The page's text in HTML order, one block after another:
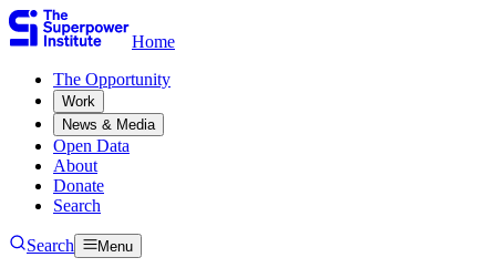
Home
The Opportunity​​​​‌ ‍ ​‍​‍‌‍ ‌ ​‍‌‍‍‌‌‍‌ ‌‍‍‌‌‍ ‍​‍​‍​ ‍‍​‍​‍‌ ​ ‌‍​‌‌‍ ‍‌‍‍‌‌ ‌​‌ ‍‌​‍ ‍‌‍‍‌‌‍ ​‍​‍​‍ ​​‍​‍‌‍‍​‌ ​‍‌‍‌‌‌‍‌‍​‍​‍​ ‍‍​‍​‍‌‍‍​‌ ‌​‌ ‌​‌ ​​​ ‍‍​‍ ​‍ ‌‍ ​‌‍ ‌‍​ ‌‍​‌‌‍ ​‌‍‍​‌‍ ‌ ​ ‌ ‌​​ ‍‍​ ​ ​ ​ ​ ​ ​ ​ ​‍ ‌‍‍‌‌‍ ‍‌ ‌​‌‍‌‌‌‍ ‍‌ ‌​​‍ ‌‍‌‌‌‍‌​‌‍‍‌‌ ‌​​‍ ‌‍ ‌‌‍ ‌‍‌​‌‍‌‌​ ‌‌ ​​‌ ​‍‌‍‌‌‌ ​ ‌‍‌‌‌‍ ‍‌ ‌​‌‍​‌‌ ‌​‌‍‍‌‌‍ ‌‍ ‍​ ‍ ‌‍‍‌‌‍‌​​ ‌​ ​‍​ ‌‍​ ‌‌​ ‌‍​ ​​‌‍‌‌​ ‍​​ ​​​‍ ‌​ ‌ ​ ‌​​ ‌‍​ ‌‌​‍ ‌​ ‌​​ ‍​​ ​ ​ ‍‌​‍ ‌​ ‍​​ ‌‍​ ​‍​ ‍‌​‍ ‌​ ‌‌​ ‌‌​ ‌ ​ ​‍‌‍‌‍​ ‍​​ ​‍​ ‍‌​ ‌‌​ ‍​​ ​​‌‍‌‌​ ‍ ‌ ‌​‌ ‍‌‌ ​​‌‍‌‌​ ‌‌ ​ ‌‍‌‌‌ ‌​‌ ‌​‌‍‍‌‌‍ ‍‌‍‌ ‌ ​ ​ ‍ ‌ ​​‌‍​‌‌ ‌​‌‍‍​​ ‌‌ ​ ‌‍‍‌‌ ‌​‌‍‌‌‌​ ‍‌‍​‌‌ ‌‍‌​‍‌‌ ‌​‌‍‌‌‌‍ ‌‌ ​ ​‍‌‌​ ‌‌‌​​‍‌‌ ‌‍‍ ‌‍‌‌‌ ‍‌​‍‌‌​ ​ ‌​‌​​‍‌‌​ ​ ‌​‌​​‍‌‌​ ​‍​ ​‍‌‍‌‌‌‍​‍‌‍‌‌‌‍​ ‌‍​‍‌‍​‌​ ​​​ ​​​ ​​​ ‌​​ ​​‌‍​ ​‍‌‌​ ​‍​ ​‍​‍‌‌​ ‌‌‌​‌​​‍ ‍‌‍ ​‌‍​‌‌‍​‍‌‍‌‌‌‍ ​​ ‌‍​‍‌‍​‌‌ ​ ‌‍‌‌‌‌‌‌‌ ​‍‌‍ ​​ ‌‌‍‍​‌ ‌​‌ ‌​‌ ​​​‍‌‌​ ​ ‌​​‌​‍‌‌​ ​‍‌​‌‍​‍‌‌​ ​‍‌​‌‍‌‍ ​‌‍ ‌‍​ ‌‍​‌‌‍ ​‌‍‍​‌‍ ‌ ​ ‌ ‌​​‍‌‌​ ​ ‌​​‌​ ​ ​ ​ ​ ​ ​ ​ ​‍‌‍‌‍‍‌‌‍‌​​ ‌​ ​‍​ ‌‍​ ‌‌​ ‌‍​ ​​‌‍‌‌​ ‍​​ ​​​‍ ‌​ ‌ ​ ‌​​ ‌‍​ ‌‌​‍ ‌​ ‌​​ ‍​​ ​ ​ ‍‌​‍ ‌​ ‍​​ ‌‍​ ​‍​ ‍‌​‍ ‌​ ‌‌​ ‌‌​ ‌ ​ ​‍‌‍‌‍​ ‍​​ ​‍​ ‍‌​ ‌‌​ ‍​​ ​​‌‍‌‌​‍‌‍‌ ‌​‌ ‍‌‌ ​​‌‍‌‌​ ‌‌ ​ ‌‍‌‌‌ ‌​‌ ‌​‌‍‍‌‌‍ ‍‌‍‌ ‌ ​ ​‍‌‍‌ ​​‌‍​‌‌ ‌​‌‍‍​​ ‌‌ ​ ‌‍‍‌‌ ‌​‌‍‌‌‌​ ‍‌‍​‌‌ ‌‍‌​‍‌‌ ‌​‌‍‌‌‌‍ ‌‌ ​ ​‍‌‌​ ‌‌‌​​‍‌‌ ‌‍‍ ‌‍‌‌‌ ‍‌​‍‌‌​ ​ ‌​‌​​‍‌‌​ ​ ‌​‌​​‍‌‌​ ​‍​ ​‍‌‍‌‌‌‍​‍‌‍‌‌‌‍​ ‌‍​‍‌‍​‌​ ​​​ ​​​ ​​​ ‌​​ ​​‌‍​ ​‍‌‌​ ​‍​ ​‍​‍‌‌​ ‌‌‌​‌​​‍ ‍‌‍ ​‌‍​‌‌‍​‍‌‍‌‌‌‍ ​​‍‌‍‌ ​​‌‍‌‌‌ ​‍‌ ​ ‌ ​​‌‍‌‌‌‍​ ‌ ‌​‌‍‍‌‌ ‌‍‌‍‌‌​ ‌‌ ​​‌ ‌‌‌‍​‍‌‍ ​‌‍‍‌‌ ​ ‌‍‍​‌‍‌‌‌‍‌​​‍​‍‌ ‌
Work​​​​‌ ‍ ​‍​‍‌‍ ‌ ​‍‌‍‍‌‌‍‌ ‌‍‍‌‌‍ ‍​‍​‍​ ‍‍​‍​‍‌ ​ ‌‍​‌‌‍ ‍‌‍‍‌‌ ‌​‌ ‍‌​‍ ‍‌‍‍‌‌‍ ​‍​‍​‍ ​​‍​‍‌‍‍​‌ ​‍‌‍‌‌‌‍‌‍​‍​‍​ ‍‍​‍​‍‌‍‍​‌ ‌​‌ ‌​‌ ​​​ ‍‍​‍ ​‍ ‌‍ ​‌‍ ‌‍​ ‌‍​‌‌‍ ​‌‍‍​‌‍ ‌ ​ ‌ ‌​​ ‍‍​ ​ ​ ​ ​ ​ ​ ​ ​‍ ‌‍‍‌‌‍ ‍‌ ‌​‌‍‌‌‌‍ ‍‌ ‌​​‍ ‌‍‌‌‌‍‌​‌‍‍‌‌ ‌​​‍ ‌‍ ‌‌‍ ‌‍‌​‌‍‌‌​ ‌‌ ​​‌ ​‍‌‍‌‌‌ ​ ‌‍‌‌‌‍ ‍‌ ‌​‌‍​‌‌ ‌​‌‍‍‌‌‍ ‌‍ ‍​ ‍ ‌‍‍‌‌‍‌​​ ‌​ ​‍​ ‌‍​ ‌‌​ ‌‍​ ​​‌‍‌‌​ ‍​​ ​​​‍ ‌​ ‌ ​ ‌​​ ‌‍​ ‌‌​‍ ‌​ ‌​​ ‍​​ ​ ​ ‍‌​‍ ‌​ ‍​​ ‌‍​ ​‍​ ‍‌​‍ ‌​ ‌‌​ ‌‌​ ‌ ​ ​‍‌‍‌‍​ ‍​​ ​‍​ ‍‌​ ‌‌​ ‍​​ ​​‌‍‌‌​ ‍ ‌ ‌​‌ ‍‌‌ ​​‌‍‌‌​ ‌‌ ​ ‌‍‌‌‌ ‌​‌ ‌​‌‍‍‌‌‍ ‍‌‍‌ ‌ ​ ​ ‍ ‌ ​​‌‍​‌‌ ‌​‌‍‍​​ ‌‌ ​ ‌‍‍‌‌ ‌​‌‍‌‌‌​ ‍‌‍​‌‌ ‌‍‌​‍‌‌ ‌​‌‍‌‌‌‍ ‌‌ ​ ​‍‌‌​ ‌‌‌​​‍‌‌ ‌‍‍ ‌‍‌‌‌ ‍‌​‍‌‌​ ​ ‌​‌​​‍‌‌​ ​ ‌​‌​​‍‌‌​ ​‍​ ​‍​ ‌‌​ ​​‌‍‌‍‌‍​‌‌‍‌​​ ‌‌​ ‌ ‌‍‌‍​ ‌ ‌‍​‌‌‍‌‌​ ​‍​ ‌ ​ ‌​‌‍‌‌​ ‍‌‌‍​ ​ ​​‌‍‌​​ ‍‌​ ​ ​ ‌‌​ ‌‌​ ​‍​ ‌ ​ ‌ ​ ‌‌‌‍‌​‌‍​‌​ ‍‌​ ​​​ ‌ ​‍‌‌​ ​‍​ ​‍​‍‌‌​ ‌‌‌​‌​​‍ ‍‌‍ ​‌‍​‌‌‍​‍‌‍‌‌‌‍ ​​ ‌‍​‍‌‍​‌‌ ​ ‌‍‌‌‌‌‌‌‌ ​‍‌‍ ​​ ‌‌‍‍​‌ ‌​‌ ‌​‌ ​​​‍‌‌​ ​ ‌​​‌​‍‌‌​ ​‍‌​‌‍​‍‌‌​ ​‍‌​‌‍‌‍ ​‌‍ ‌‍​ ‌‍​‌‌‍ ​‌‍‍​‌‍ ‌ ​ ‌ ‌​​‍‌‌​ ​ ‌​​‌​ ​ ​ ​ ​ ​ ​ ​ ​‍‌‍‌‍‍‌‌‍‌​​ ‌​ ​‍​ ‌‍​ ‌‌​ ‌‍​ ​​‌‍‌‌​ ‍​​ ​​​‍ ‌​ ‌ ​ ‌​​ ‌‍​ ‌‌​‍ ‌​ ‌​​ ‍​​ ​ ​ ‍‌​‍ ‌​ ‍​​ ‌‍​ ​‍​ ‍‌​‍ ‌​ ‌‌​ ‌‌​ ‌ ​ ​‍‌‍‌‍​ ‍​​ ​‍​ ‍‌​ ‌‌​ ‍​​ ​​‌‍‌‌​‍‌‍‌ ‌​‌ ‍‌‌ ​​‌‍‌‌​ ‌‌ ​ ‌‍‌‌‌ ‌​‌ ‌​‌‍‍‌‌‍ ‍‌‍‌ ‌ ​ ​‍‌‍‌ ​​‌‍​‌‌ ‌​‌‍‍​​ ‌‌ ​ ‌‍‍‌‌ ‌​‌‍‌‌‌​ ‍‌‍​‌‌ ‌‍‌​‍‌‌ ‌​‌‍‌‌‌‍ ‌‌ ​ ​‍‌‌​ ‌‌‌​​‍‌‌ ‌‍‍ ‌‍‌‌‌ ‍‌​‍‌‌​ ​ ‌​‌​​‍‌‌​ ​ ‌​‌​​‍‌‌​ ​‍​ ​‍​ ‌‌​ ​​‌‍‌‍‌‍​‌‌‍‌​​ ‌‌​ ‌ ‌‍‌‍​ ‌ ‌‍​‌‌‍‌‌​ ​‍​ ‌ ​ ‌​‌‍‌‌​ ‍‌‌‍​ ​ ​​‌‍‌​​ ‍‌​ ​ ​ ‌‌​ ‌‌​ ​‍​ ‌ ​ ‌ ​ ‌‌‌‍‌​‌‍​‌​ ‍‌​ ​​​ ‌ ​‍‌‌​ ​‍​ ​‍​‍‌‌​ ‌‌‌​‌​​‍ ‍‌‍ ​‌‍​‌‌‍​‍‌‍‌‌‌‍ ​​‍‌‍‌ ​​‌‍‌‌‌ ​‍‌ ​ ‌ ​​‌‍‌‌‌‍​ ‌ ‌​‌‍‍‌‌ ‌‍‌‍‌‌​ ‌‌ ​​‌ ‌‌‌‍​‍‌‍ ​‌‍‍‌‌ ​ ‌‍‍​‌‍‌‌‌‍‌​​‍​‍‌ ‌
News & Media​​​​‌ ‍ ​‍​‍‌‍ ‌ ​‍‌‍‍‌‌‍‌ ‌‍‍‌‌‍ ‍​‍​‍​ ‍‍​‍​‍‌ ​ ‌‍​‌‌‍ ‍‌‍‍‌‌ ‌​‌ ‍‌​‍ ‍‌‍‍‌‌‍ ​‍​‍​‍ ​​‍​‍‌‍‍​‌ ​‍‌‍‌‌‌‍‌‍​‍​‍​ ‍‍​‍​‍‌‍‍​‌ ‌​‌ ‌​‌ ​​​ ‍‍​‍ ​‍ ‌‍ ​‌‍ ‌‍​ ‌‍​‌‌‍ ​‌‍‍​‌‍ ‌ ​ ‌ ‌​​ ‍‍​ ​ ​ ​ ​ ​ ​ ​ ​‍ ‌‍‍‌‌‍ ‍‌ ‌​‌‍‌‌‌‍ ‍‌ ‌​​‍ ‌‍‌‌‌‍‌​‌‍‍‌‌ ‌​​‍ ‌‍ ‌‌‍ ‌‍‌​‌‍‌‌​ ‌‌ ​​‌ ​‍‌‍‌‌‌ ​ ‌‍‌‌‌‍ ‍‌ ‌​‌‍​‌‌ ‌​‌‍‍‌‌‍ ‌‍ ‍​ ‍ ‌‍‍‌‌‍‌​​ ‌​ ​‍​ ‌‍​ ‌‌​ ‌‍​ ​​‌‍‌‌​ ‍​​ ​​​‍ ‌​ ‌ ​ ‌​​ ‌‍​ ‌‌​‍ ‌​ ‌​​ ‍​​ ​ ​ ‍‌​‍ ‌​ ‍​​ ‌‍​ ​‍​ ‍‌​‍ ‌​ ‌‌​ ‌‌​ ‌ ​ ​‍‌‍‌‍​ ‍​​ ​‍​ ‍‌​ ‌‌​ ‍​​ ​​‌‍‌‌​ ‍ ‌ ‌​‌ ‍‌‌ ​​‌‍‌‌​ ‌‌ ​ ‌‍‌‌‌ ‌​‌ ‌​‌‍‍‌‌‍ ‍‌‍‌ ‌ ​ ​ ‍ ‌ ​​‌‍​‌‌ ‌​‌‍‍​​ ‌‌ ​ ‌‍‍‌‌ ‌​‌‍‌‌‌​ ‍‌‍​‌‌ ‌‍‌​‍‌‌ ‌​‌‍‌‌‌‍ ‌‌ ​ ​‍‌‌​ ‌‌‌​​‍‌‌ ‌‍‍ ‌‍‌‌‌ ‍‌​‍‌‌​ ​ ‌​‌​​‍‌‌​ ​ ‌​‌​​‍‌‌​ ​‍​ ​‍​ ​​​ ​ ​ ‌‌​ ‍‌​ ‌‍‌‍‌‌‌‍‌​‌‍‌‌​ ‍​​ ​​​ ‌ ​ ‌‌​‍‌‌​ ​‍​ ​‍​‍‌‌​ ‌‌‌​‌​​‍ ‍‌‍ ​‌‍​‌‌‍​‍‌‍‌‌‌‍ ​​ ‌‍​‍‌‍​‌‌ ​ ‌‍‌‌‌‌‌‌‌ ​‍‌‍ ​​ ‌‌‍‍​‌ ‌​‌ ‌​‌ ​​​‍‌‌​ ​ ‌​​‌​‍‌‌​ ​‍‌​‌‍​‍‌‌​ ​‍‌​‌‍‌‍ ​‌‍ ‌‍​ ‌‍​‌‌‍ ​‌‍‍​‌‍ ‌ ​ ‌ ‌​​‍‌‌​ ​ ‌​​‌​ ​ ​ ​ ​ ​ ​ ​ ​‍‌‍‌‍‍‌‌‍‌​​ ‌​ ​‍​ ‌‍​ ‌‌​ ‌‍​ ​​‌‍‌‌​ ‍​​ ​​​‍ ‌​ ‌ ​ ‌​​ ‌‍​ ‌‌​‍ ‌​ ‌​​ ‍​​ ​ ​ ‍‌​‍ ‌​ ‍​​ ‌‍​ ​‍​ ‍‌​‍ ‌​ ‌‌​ ‌‌​ ‌ ​ ​‍‌‍‌‍​ ‍​​ ​‍​ ‍‌​ ‌‌​ ‍​​ ​​‌‍‌‌​‍‌‍‌ ‌​‌ ‍‌‌ ​​‌‍‌‌​ ‌‌ ​ ‌‍‌‌‌ ‌​‌ ‌​‌‍‍‌‌‍ ‍‌‍‌ ‌ ​ ​‍‌‍‌ ​​‌‍​‌‌ ‌​‌‍‍​​ ‌‌ ​ ‌‍‍‌‌ ‌​‌‍‌‌‌​ ‍‌‍​‌‌ ‌‍‌​‍‌‌ ‌​‌‍‌‌‌‍ ‌‌ ​ ​‍‌‌​ ‌‌‌​​‍‌‌ ‌‍‍ ‌‍‌‌‌ ‍‌​‍‌‌​ ​ ‌​‌​​‍‌‌​ ​ ‌​‌​​‍‌‌​ ​‍​ ​‍​ ​​​ ​ ​ ‌‌​ ‍‌​ ‌‍‌‍‌‌‌‍‌​‌‍‌‌​ ‍​​ ​​​ ‌ ​ ‌‌​‍‌‌​ ​‍​ ​‍​‍‌‌​ ‌‌‌​‌​​‍ ‍‌‍ ​‌‍​‌‌‍​‍‌‍‌‌‌‍ ​​‍‌‍‌ ​​‌‍‌‌‌ ​‍‌ ​ ‌ ​​‌‍‌‌‌‍​ ‌ ‌​‌‍‍‌‌ ‌‍‌‍‌‌​ ‌‌ ​​‌ ‌‌‌‍​‍‌‍ ​‌‍‍‌‌ ​ ‌‍‍​‌‍‌‌‌‍‌​​‍​‍‌ ‌
Open Data​​​​‌ ‍ ​‍​‍‌‍ ‌ ​‍‌‍‍‌‌‍‌ ‌‍‍‌‌‍ ‍​‍​‍​ ‍‍​‍​‍‌ ​ ‌‍​‌‌‍ ‍‌‍‍‌‌ ‌​‌ ‍‌​‍ ‍‌‍‍‌‌‍ ​‍​‍​‍ ​​‍​‍‌‍‍​‌ ​‍‌‍‌‌‌‍‌‍​‍​‍​ ‍‍​‍​‍‌‍‍​‌ ‌​‌ ‌​‌ ​​​ ‍‍​‍ ​‍ ‌‍ ​‌‍ ‌‍​ ‌‍​‌‌‍ ​‌‍‍​‌‍ ‌ ​ ‌ ‌​​ ‍‍​ ​ ​ ​ ​ ​ ​ ​ ​‍ ‌‍‍‌‌‍ ‍‌ ‌​‌‍‌‌‌‍ ‍‌ ‌​​‍ ‌‍‌‌‌‍‌​‌‍‍‌‌ ‌​​‍ ‌‍ ‌‌‍ ‌‍‌​‌‍‌‌​ ‌‌ ​​‌ ​‍‌‍‌‌‌ ​ ‌‍‌‌‌‍ ‍‌ ‌​‌‍​‌‌ ‌​‌‍‍‌‌‍ ‌‍ ‍​ ‍ ‌‍‍‌‌‍‌​​ ‌​ ​‍​ ‌‍​ ‌‌​ ‌‍​ ​​‌‍‌‌​ ‍​​ ​​​‍ ‌​ ‌ ​ ‌​​ ‌‍​ ‌‌​‍ ‌​ ‌​​ ‍​​ ​ ​ ‍‌​‍ ‌​ ‍​​ ‌‍​ ​‍​ ‍‌​‍ ‌​ ‌‌​ ‌‌​ ‌ ​ ​‍‌‍‌‍​ ‍​​ ​‍​ ‍‌​ ‌‌​ ‍​​ ​​‌‍‌‌​ ‍ ‌ ‌​‌ ‍‌‌ ​​‌‍‌‌​ ‌‌ ​ ‌‍‌‌‌ ‌​‌ ‌​‌‍‍‌‌‍ ‍‌‍‌ ‌ ​ ​ ‍ ‌ ​​‌‍​‌‌ ‌​‌‍‍​​ ‌‌ ​ ‌‍‍‌‌ ‌​‌‍‌‌‌​ ‍‌‍​‌‌ ‌‍‌​‍‌‌ ‌​‌‍‌‌‌‍ ‌‌ ​ ​‍‌‌​ ‌‌‌​​‍‌‌ ‌‍‍ ‌‍‌‌‌ ‍‌​‍‌‌​ ​ ‌​‌​​‍‌‌​ ​ ‌​‌​​‍‌‌​ ​‍​ ​‍​ ‍​‌‍‌‍‌‍‌​​ ​ ​ ‍​‌‍​‍‌‍‌‌‌‍​ ​ ​‍‌‍​‍​ ‍‌​ ​ ​‍‌‌​ ​‍​ ​‍​‍‌‌​ ‌‌‌​‌​​‍ ‍‌‍ ​‌‍​‌‌‍​‍‌‍‌‌‌‍ ​​ ‌‍​‍‌‍​‌‌ ​ ‌‍‌‌‌‌‌‌‌ ​‍‌‍ ​​ ‌‌‍‍​‌ ‌​‌ ‌​‌ ​​​‍‌‌​ ​ ‌​​‌​‍‌‌​ ​‍‌​‌‍​‍‌‌​ ​‍‌​‌‍‌‍ ​‌‍ ‌‍​ ‌‍​‌‌‍ ​‌‍‍​‌‍ ‌ ​ ‌ ‌​​‍‌‌​ ​ ‌​​‌​ ​ ​ ​ ​ ​ ​ ​ ​‍‌‍‌‍‍‌‌‍‌​​ ‌​ ​‍​ ‌‍​ ‌‌​ ‌‍​ ​​‌‍‌‌​ ‍​​ ​​​‍ ‌​ ‌ ​ ‌​​ ‌‍​ ‌‌​‍ ‌​ ‌​​ ‍​​ ​ ​ ‍‌​‍ ‌​ ‍​​ ‌‍​ ​‍​ ‍‌​‍ ‌​ ‌‌​ ‌‌​ ‌ ​ ​‍‌‍‌‍​ ‍​​ ​‍​ ‍‌​ ‌‌​ ‍​​ ​​‌‍‌‌​‍‌‍‌ ‌​‌ ‍‌‌ ​​‌‍‌‌​ ‌‌ ​ ‌‍‌‌‌ ‌​‌ ‌​‌‍‍‌‌‍ ‍‌‍‌ ‌ ​ ​‍‌‍‌ ​​‌‍​‌‌ ‌​‌‍‍​​ ‌‌ ​ ‌‍‍‌‌ ‌​‌‍‌‌‌​ ‍‌‍​‌‌ ‌‍‌​‍‌‌ ‌​‌‍‌‌‌‍ ‌‌ ​ ​‍‌‌​ ‌‌‌​​‍‌‌ ‌‍‍ ‌‍‌‌‌ ‍‌​‍‌‌​ ​ ‌​‌​​‍‌‌​ ​ ‌​‌​​‍‌‌​ ​‍​ ​‍​ ‍​‌‍‌‍‌‍‌​​ ​ ​ ‍​‌‍​‍‌‍‌‌‌‍​ ​ ​‍‌‍​‍​ ‍‌​ ​ ​‍‌‌​ ​‍​ ​‍​‍‌‌​ ‌‌‌​‌​​‍ ‍‌‍ ​‌‍​‌‌‍​‍‌‍‌‌‌‍ ​​‍‌‍‌ ​​‌‍‌‌‌ ​‍‌ ​ ‌ ​​‌‍‌‌‌‍​ ‌ ‌​‌‍‍‌‌ ‌‍‌‍‌‌​ ‌‌ ​​‌ ‌‌‌‍​‍‌‍ ​‌‍‍‌‌ ​ ‌‍‍​‌‍‌‌‌‍‌​​‍​‍‌ ‌
About​​​​‌ ‍ ​‍​‍‌‍ ‌ ​‍‌‍‍‌‌‍‌ ‌‍‍‌‌‍ ‍​‍​‍​ ‍‍​‍​‍‌ ​ ‌‍​‌‌‍ ‍‌‍‍‌‌ ‌​‌ ‍‌​‍ ‍‌‍‍‌‌‍ ​‍​‍​‍ ​​‍​‍‌‍‍​‌ ​‍‌‍‌‌‌‍‌‍​‍​‍​ ‍‍​‍​‍‌‍‍​‌ ‌​‌ ‌​‌ ​​​ ‍‍​‍ ​‍ ‌‍ ​‌‍ ‌‍​ ‌‍​‌‌‍ ​‌‍‍​‌‍ ‌ ​ ‌ ‌​​ ‍‍​ ​ ​ ​ ​ ​ ​ ​ ​‍ ‌‍‍‌‌‍ ‍‌ ‌​‌‍‌‌‌‍ ‍‌ ‌​​‍ ‌‍‌‌‌‍‌​‌‍‍‌‌ ‌​​‍ ‌‍ ‌‌‍ ‌‍‌​‌‍‌‌​ ‌‌ ​​‌ ​‍‌‍‌‌‌ ​ ‌‍‌‌‌‍ ‍‌ ‌​‌‍​‌‌ ‌​‌‍‍‌‌‍ ‌‍ ‍​ ‍ ‌‍‍‌‌‍‌​​ ‌​ ​‍​ ‌‍​ ‌‌​ ‌‍​ ​​‌‍‌‌​ ‍​​ ​​​‍ ‌​ ‌ ​ ‌​​ ‌‍​ ‌‌​‍ ‌​ ‌​​ ‍​​ ​ ​ ‍‌​‍ ‌​ ‍​​ ‌‍​ ​‍​ ‍‌​‍ ‌​ ‌‌​ ‌‌​ ‌ ​ ​‍‌‍‌‍​ ‍​​ ​‍​ ‍‌​ ‌‌​ ‍​​ ​​‌‍‌‌​ ‍ ‌ ‌​‌ ‍‌‌ ​​‌‍‌‌​ ‌‌ ​ ‌‍‌‌‌ ‌​‌ ‌​‌‍‍‌‌‍ ‍‌‍‌ ‌ ​ ​ ‍ ‌ ​​‌‍​‌‌ ‌​‌‍‍​​ ‌‌ ​ ‌‍‍‌‌ ‌​‌‍‌‌‌​ ‍‌‍​‌‌ ‌‍‌​‍‌‌ ‌​‌‍‌‌‌‍ ‌‌ ​ ​‍‌‌​ ‌‌‌​​‍‌‌ ‌‍‍ ‌‍‌‌‌ ‍‌​‍‌‌​ ​ ‌​‌​​‍‌‌​ ​ ‌​‌​​‍‌‌​ ​‍​ ​‍​ ‌‍​ ​ ‌‍‌‌‌‍​‌‌‍​‍‌‍‌​‌‍‌‌​ ​​​ ‌‍​ ‌ ​ ‌ ​ ‌‌​‍‌‌​ ​‍​ ​‍​‍‌‌​ ‌‌‌​‌​​‍ ‍‌‍ ​‌‍​‌‌‍​‍‌‍‌‌‌‍ ​​ ‌‍​‍‌‍​‌‌ ​ ‌‍‌‌‌‌‌‌‌ ​‍‌‍ ​​ ‌‌‍‍​‌ ‌​‌ ‌​‌ ​​​‍‌‌​ ​ ‌​​‌​‍‌‌​ ​‍‌​‌‍​‍‌‌​ ​‍‌​‌‍‌‍ ​‌‍ ‌‍​ ‌‍​‌‌‍ ​‌‍‍​‌‍ ‌ ​ ‌ ‌​​‍‌‌​ ​ ‌​​‌​ ​ ​ ​ ​ ​ ​ ​ ​‍‌‍‌‍‍‌‌‍‌​​ ‌​ ​‍​ ‌‍​ ‌‌​ ‌‍​ ​​‌‍‌‌​ ‍​​ ​​​‍ ‌​ ‌ ​ ‌​​ ‌‍​ ‌‌​‍ ‌​ ‌​​ ‍​​ ​ ​ ‍‌​‍ ‌​ ‍​​ ‌‍​ ​‍​ ‍‌​‍ ‌​ ‌‌​ ‌‌​ ‌ ​ ​‍‌‍‌‍​ ‍​​ ​‍​ ‍‌​ ‌‌​ ‍​​ ​​‌‍‌‌​‍‌‍‌ ‌​‌ ‍‌‌ ​​‌‍‌‌​ ‌‌ ​ ‌‍‌‌‌ ‌​‌ ‌​‌‍‍‌‌‍ ‍‌‍‌ ‌ ​ ​‍‌‍‌ ​​‌‍​‌‌ ‌​‌‍‍​​ ‌‌ ​ ‌‍‍‌‌ ‌​‌‍‌‌‌​ ‍‌‍​‌‌ ‌‍‌​‍‌‌ ‌​‌‍‌‌‌‍ ‌‌ ​ ​‍‌‌​ ‌‌‌​​‍‌‌ ‌‍‍ ‌‍‌‌‌ ‍‌​‍‌‌​ ​ ‌​‌​​‍‌‌​ ​ ‌​‌​​‍‌‌​ ​‍​ ​‍​ ‌‍​ ​ ‌‍‌‌‌‍​‌‌‍​‍‌‍‌​‌‍‌‌​ ​​​ ‌‍​ ‌ ​ ‌ ​ ‌‌​‍‌‌​ ​‍​ ​‍​‍‌‌​ ‌‌‌​‌​​‍ ‍‌‍ ​‌‍​‌‌‍​‍‌‍‌‌‌‍ ​​‍‌‍‌ ​​‌‍‌‌‌ ​‍‌ ​ ‌ ​​‌‍‌‌‌‍​ ‌ ‌​‌‍‍‌‌ ‌‍‌‍‌‌​ ‌‌ ​​‌ ‌‌‌‍​‍‌‍ ​‌‍‍‌‌ ​ ‌‍‍​‌‍‌‌‌‍‌​​‍​‍‌ ‌
Donate​​​​‌ ‍ ​‍​‍‌‍ ‌ ​‍‌‍‍‌‌‍‌ ‌‍‍‌‌‍ ‍​‍​‍​ ‍‍​‍​‍‌ ​ ‌‍​‌‌‍ ‍‌‍‍‌‌ ‌​‌ ‍‌​‍ ‍‌‍‍‌‌‍ ​‍​‍​‍ ​​‍​‍‌‍‍​‌ ​‍‌‍‌‌‌‍‌‍​‍​‍​ ‍‍​‍​‍‌‍‍​‌ ‌​‌ ‌​‌ ​​​ ‍‍​‍ ​‍ ‌‍ ​‌‍ ‌‍​ ‌‍​‌‌‍ ​‌‍‍​‌‍ ‌ ​ ‌ ‌​​ ‍‍​ ​ ​ ​ ​ ​ ​ ​ ​‍ ‌‍‍‌‌‍ ‍‌ ‌​‌‍‌‌‌‍ ‍‌ ‌​​‍ ‌‍‌‌‌‍‌​‌‍‍‌‌ ‌​​‍ ‌‍ ‌‌‍ ‌‍‌​‌‍‌‌​ ‌‌ ​​‌ ​‍‌‍‌‌‌ ​ ‌‍‌‌‌‍ ‍‌ ‌​‌‍​‌‌ ‌​‌‍‍‌‌‍ ‌‍ ‍​ ‍ ‌‍‍‌‌‍‌​​ ‌​ ​‍​ ‌‍​ ‌‌​ ‌‍​ ​​‌‍‌‌​ ‍​​ ​​​‍ ‌​ ‌ ​ ‌​​ ‌‍​ ‌‌​‍ ‌​ ‌​​ ‍​​ ​ ​ ‍‌​‍ ‌​ ‍​​ ‌‍​ ​‍​ ‍‌​‍ ‌​ ‌‌​ ‌‌​ ‌ ​ ​‍‌‍‌‍​ ‍​​ ​‍​ ‍‌​ ‌‌​ ‍​​ ​​‌‍‌‌​ ‍ ‌ ‌​‌ ‍‌‌ ​​‌‍‌‌​ ‌‌ ​ ‌‍‌‌‌ ‌​‌ ‌​‌‍‍‌‌‍ ‍‌‍‌ ‌ ​ ​ ‍ ‌ ​​‌‍​‌‌ ‌​‌‍‍​​ ‌‌ ​ ‌‍‍‌‌ ‌​‌‍‌‌‌​ ‍‌‍​‌‌ ‌‍‌​‍‌‌ ‌​‌‍‌‌‌‍ ‌‌ ​ ​‍‌‌​ ‌‌‌​​‍‌‌ ‌‍‍ ‌‍‌‌‌ ‍‌​‍‌‌​ ​ ‌​‌​​‍‌‌​ ​ ‌​‌​​‍‌‌​ ​‍​ ​‍​ ‌​​ ‍‌​ ‌‍​ ​ ​ ‍​‌‍​ ​ ‌‌​ ​‍‌‍‌‌​ ​‍​ ‌‌‌‍‌‌​‍‌‌​ ​‍​ ​‍​‍‌‌​ ‌‌‌​‌​​‍ ‍‌‍ ​‌‍​‌‌‍​‍‌‍‌‌‌‍ ​​ ‌‍​‍‌‍​‌‌ ​ ‌‍‌‌‌‌‌‌‌ ​‍‌‍ ​​ ‌‌‍‍​‌ ‌​‌ ‌​‌ ​​​‍‌‌​ ​ ‌​​‌​‍‌‌​ ​‍‌​‌‍​‍‌‌​ ​‍‌​‌‍‌‍ ​‌‍ ‌‍​ ‌‍​‌‌‍ ​‌‍‍​‌‍ ‌ ​ ‌ ‌​​‍‌‌​ ​ ‌​​‌​ ​ ​ ​ ​ ​ ​ ​ ​‍‌‍‌‍‍‌‌‍‌​​ ‌​ ​‍​ ‌‍​ ‌‌​ ‌‍​ ​​‌‍‌‌​ ‍​​ ​​​‍ ‌​ ‌ ​ ‌​​ ‌‍​ ‌‌​‍ ‌​ ‌​​ ‍​​ ​ ​ ‍‌​‍ ‌​ ‍​​ ‌‍​ ​‍​ ‍‌​‍ ‌​ ‌‌​ ‌‌​ ‌ ​ ​‍‌‍‌‍​ ‍​​ ​‍​ ‍‌​ ‌‌​ ‍​​ ​​‌‍‌‌​‍‌‍‌ ‌​‌ ‍‌‌ ​​‌‍‌‌​ ‌‌ ​ ‌‍‌‌‌ ‌​‌ ‌​‌‍‍‌‌‍ ‍‌‍‌ ‌ ​ ​‍‌‍‌ ​​‌‍​‌‌ ‌​‌‍‍​​ ‌‌ ​ ‌‍‍‌‌ ‌​‌‍‌‌‌​ ‍‌‍​‌‌ ‌‍‌​‍‌‌ ‌​‌‍‌‌‌‍ ‌‌ ​ ​‍‌‌​ ‌‌‌​​‍‌‌ ‌‍‍ ‌‍‌‌‌ ‍‌​‍‌‌​ ​ ‌​‌​​‍‌‌​ ​ ‌​‌​​‍‌‌​ ​‍​ ​‍​ ‌​​ ‍‌​ ‌‍​ ​ ​ ‍​‌‍​ ​ ‌‌​ ​‍‌‍‌‌​ ​‍​ ‌‌‌‍‌‌​‍‌‌​ ​‍​ ​‍​‍‌‌​ ‌‌‌​‌​​‍ ‍‌‍ ​‌‍​‌‌‍​‍‌‍‌‌‌‍ ​​‍‌‍‌ ​​‌‍‌‌‌ ​‍‌ ​ ‌ ​​‌‍‌‌‌‍​ ‌ ‌​‌‍‍‌‌ ‌‍‌‍‌‌​ ‌‌ ​​‌ ‌‌‌‍​‍‌‍ ​‌‍‍‌‌ ​ ‌‍‍​‌‍‌‌‌‍‌​​‍​‍‌ ‌
Search
Search Menu